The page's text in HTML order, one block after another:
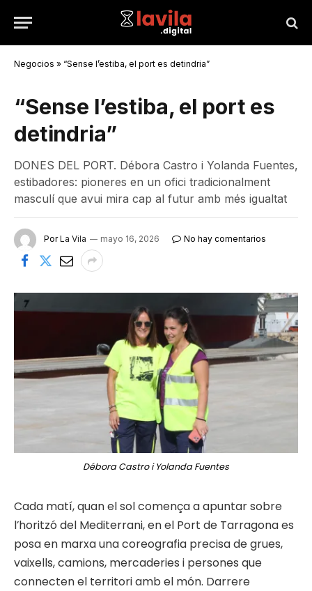
Negocios » “Sense l’estiba, el port es detindria”
“Sense l’estiba, el port es
detindria”
DONES DEL PORT. Débora Castro i Yolanda Fuentes,
estibadores: pioneres en un ofici tradicionalment
masculí que avui mira cap al futur amb més igualtat
Por La Vila mayo 16, 2026 No hay comentarios
Débora Castro i Yolanda Fuentes
Cada matí, quan el sol comença a apuntar sobre
l’horitzó del Mediterrani, en el Port de Tarragona es
posa en marxa una coreografia precisa de grues,
vaixells, camions, mercaderies i persones que
connecten el territori amb el món. Darrere